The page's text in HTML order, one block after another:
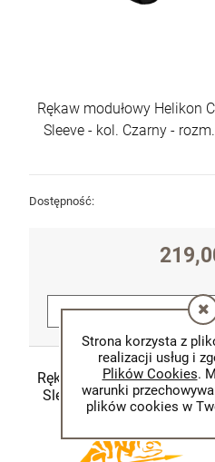
Strona korzysta z
realizacji usług i
Plików Cookies.
warunki
plików cookies w
Rękaw modułowy Helikon
Sleeve - kol. Czarny -
Dostępność:
POWIADOM O
Rękaw modułowy Helikon
Sleeve - kol. Czarny -